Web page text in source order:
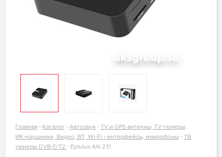
Главная - Каталог - Автозвук -
TV и GPS антенны, TV-тюнеры,
ИК-наушники, Видео, ВТ, Wi-Fi - интерфейсы, микрофоны -
ТВ
тюнеры DVB-T/T2 - Eplutus AN 231